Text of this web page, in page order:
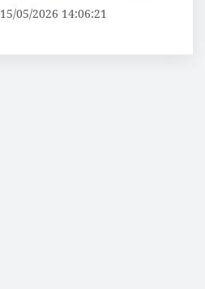
15/05/2026 14:06:21